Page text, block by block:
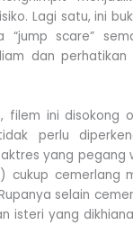
Lagi satu, ini
“jump scare”
dan
filem ini disokong
perlu
yang pegang
cukup cemerlang
selain
isteri yang